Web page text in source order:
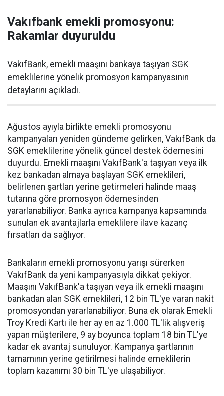
Vakıfbank emekli promosyonu:
Rakamlar duyuruldu
VakıfBank, emekli maaşını bankaya taşıyan SGK
emeklilerine yönelik promosyon kampanyasının
detaylarını açıkladı.
Ağustos ayıyla birlikte emekli promosyonu
kampanyaları yeniden gündeme gelirken, VakıfBank da
SGK emeklilerine yönelik güncel destek ödemesini
duyurdu. Emekli maaşını VakıfBank'a taşıyan veya ilk
kez bankadan almaya başlayan SGK emeklileri,
belirlenen şartları yerine getirmeleri halinde maaş
tutarına göre promosyon ödemesinden
yararlanabiliyor. Banka ayrıca kampanya kapsamında
sunulan ek avantajlarla emeklilere ilave kazanç
fırsatları da sağlıyor.
Bankaların emekli promosyonu yarışı sürerken
VakıfBank da yeni kampanyasıyla dikkat çekiyor.
Maaşını VakıfBank'a taşıyan veya ilk emekli maaşını
bankadan alan SGK emeklileri, 12 bin TL'ye varan nakit
promosyondan yararlanabiliyor. Buna ek olarak Emekli
Troy Kredi Kartı ile her ay en az 1.000 TL'lik alışveriş
yapan müşterilere, 9 ay boyunca toplam 18 bin TL'ye
kadar ek avantaj sunuluyor. Kampanya şartlarının
tamamının yerine getirilmesi halinde emeklilerin
toplam kazanımı 30 bin TL'ye ulaşabiliyor.